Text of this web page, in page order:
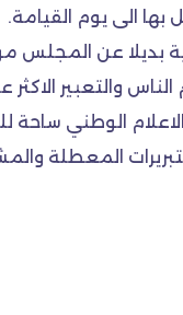
الى يوم القيامة.
بديلا عن المجلس
والتعبير
الوطني
المعطلة